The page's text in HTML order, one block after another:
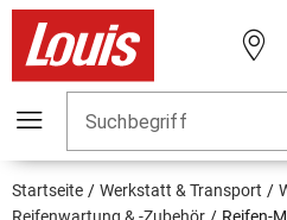
Suchbegriff
Startseite Werkstatt & Transport